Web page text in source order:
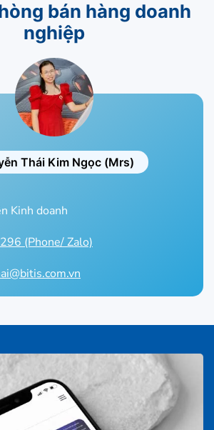
bán hàng doanh
nghiệp
Thái Kim Ngọc (Mrs)
Kinh doanh
(Phone/ Zalo)